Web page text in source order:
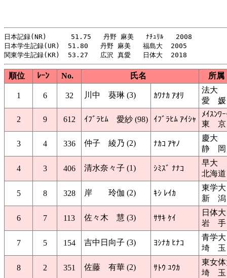
日本記録(NR)      51.75   丹野 麻美   ﾅﾁｭﾘﾙ   2008
日本学生記録(UR)  51.80   丹野 麻美   福島大  2005
順位 ﾚｰﾝ No. 氏名 所属
1 6 32 川中 葵琳 (3) ｶﾜﾅｶ ｱｵﾘ
法大
愛 媛
2 9 612 ｲﾌﾞﾗﾋﾑ 愛紗 (98) ｲﾌﾞﾗﾋﾑ ｱｲｼｬ
ﾒｲｽﾝﾜ
東 京
3 4 336 仲子 綾乃 (2) ﾅｶｺ ｱﾔﾉ
慶大
静 岡
4 3 406 清水奈々子 (1) ｼﾐｽﾞ ﾅﾅｺ
早大
北海道
5 8 328 岸 玲伽 (2) ｷｼ ﾚｲｶ
東学大
新 潟
6 7 113 佐々木 慧 (3) ｻｻｷ ｹｲ
日体大
岩 手
7 5 154 吉中日向子 (3) ﾖｼﾅｶ ﾋﾅｺ
青学大
埼 玉
8 2 351 佐藤 有華 (2) ｻﾄｳ ﾕｳｶ
東女
埼 玉